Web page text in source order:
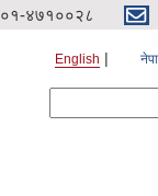
०१-४७१००२८
English